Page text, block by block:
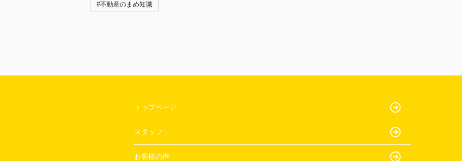
#不動産のまめ知識
トップページ
スタッフ
お客様の声